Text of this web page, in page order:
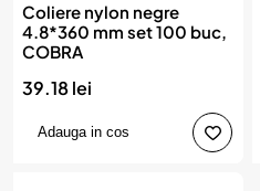
Coliere nylon negre
4.8*360 mm set 100 buc,
COBRA
39.18 lei
Adauga in cos